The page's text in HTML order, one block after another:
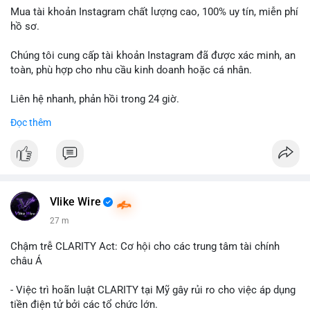
Mua tài khoản Instagram chất lượng cao, 100% uy tín, miễn phí
hồ sơ.
Chúng tôi cung cấp tài khoản Instagram đã được xác minh, an
toàn, phù hợp cho nhu cầu kinh doanh hoặc cá nhân.
Liên hệ nhanh, phản hồi trong 24 giờ.
📞 WhatsApp: +1 660 215-8938
Đọc thêm
Vlike Wire
27 m
Chậm trễ CLARITY Act: Cơ hội cho các trung tâm tài chính
châu Á
- Việc trì hoãn luật CLARITY tại Mỹ gây rủi ro cho việc áp dụng
tiền điện tử bởi các tổ chức lớn.